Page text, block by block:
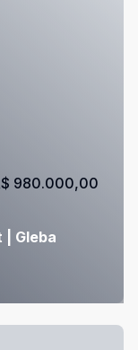
| Gleba
980.000,00